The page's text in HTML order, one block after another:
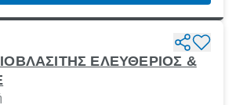
ΕΛΕΥΘΕΡΙΟΣ &